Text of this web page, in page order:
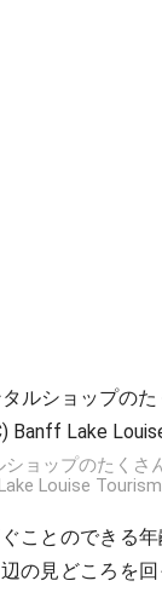
ョップのたくさ
Louise
ことのできる年
の見どころを